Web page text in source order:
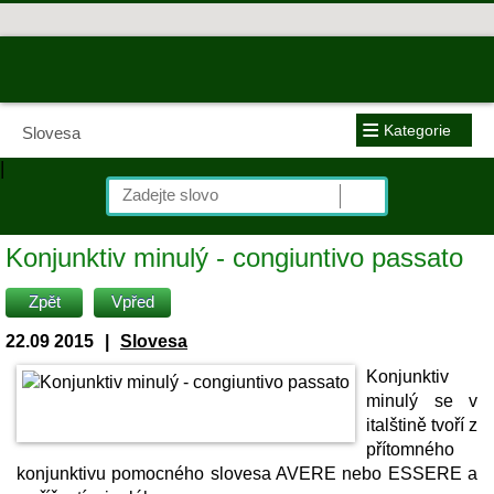
Slovesa ≡ Kategorie
|
Konjunktiv minulý - congiuntivo passato
Zpět Vpřed
22.09 2015
Slovesa
Konjunktiv
minulý se v
italštině tvoří z
přítomného
konjunktivu pomocného slovesa AVERE nebo ESSERE a